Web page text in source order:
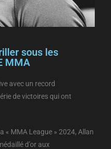
sous les
MMA
avec un record
de victoires qui ont
« MMA League » 2024, Allan
d’or aux